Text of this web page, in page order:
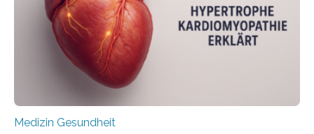
als Biomarker für die Wahl der passenden Therapie
dienen könnte. Darmkrebs zählt weltweit zu den
häufigsten Krebsarten und stellt…
Medizin Gesundheit